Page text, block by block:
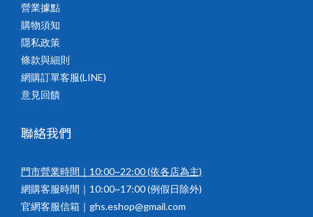
營業據點
購物須知
隱私政策
條款與細則
網購訂單客服(LINE)
意見回饋
聯絡我們
門市營業時間｜10:00~22:00(依各店為主)
網購客服時間｜10:00~17:00 (例假日除外)
官網客服信箱｜ghs.eshop@gmail.com